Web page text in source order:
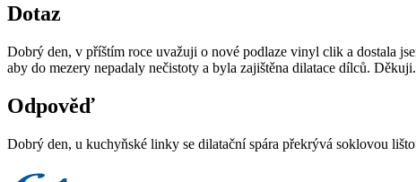
Dotaz
Dobrý den, v příštím roce uvažuji o nové podlaze vinyl clik a dostala
aby do mezery nepadaly nečistoty a byla zajištěna dilatace dílců. Děkuji.
Odpověď
Dobrý den, u kuchyňské linky se dilatační spára překrývá soklovou